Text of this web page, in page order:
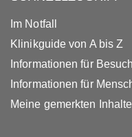
Im Notfall
Klinikguide von A bis Z
Informationen für
Informationen für
Meine gemerkten Inhalte